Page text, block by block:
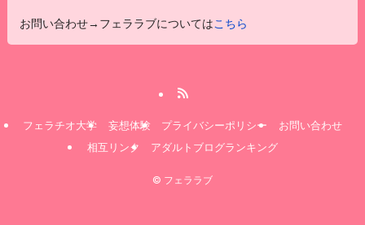
お問い合わせ→フェララブについてはこちら
フェラチオ大学 妄想体験 プライバシーポリシー
お問い合わせ
相互リンク
アダルトブログランキング
© フェララブ